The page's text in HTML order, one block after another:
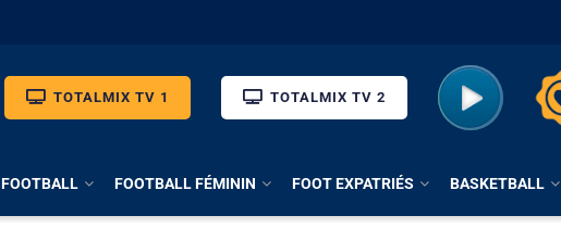
TOTALMIX TV 1 TOTALMIX TV 2
FOOTBALL FOOTBALL FÉMININ FOOT EXPATRIÉS BASKETBALL